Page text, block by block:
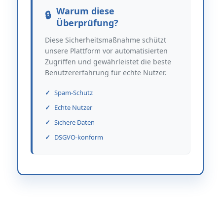
Warum diese
Überprüfung?
Diese Sicherheitsmaßnahme schützt
unsere Plattform vor automatisierten
Zugriffen und gewährleistet die beste
Benutzererfahrung für echte Nutzer.
Spam-Schutz
Echte Nutzer
Sichere Daten
DSGVO-konform